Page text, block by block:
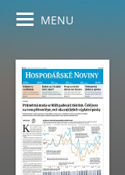
MENU